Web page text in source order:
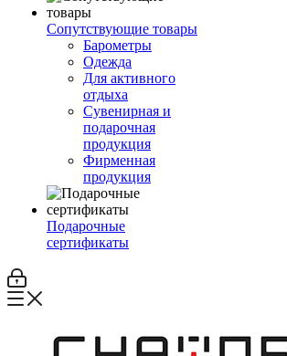
Сопутствующие товары
Барометры
Одежда
Для активного
отдыха
Сувенирная и
подарочная
продукция
Фирменная
продукция
Подарочные
сертификаты